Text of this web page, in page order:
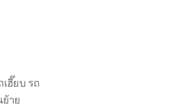
ฮี๊ยบ รถ
าย